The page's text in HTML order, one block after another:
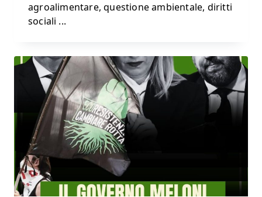
agroalimentare, questione ambientale, diritti
sociali ...